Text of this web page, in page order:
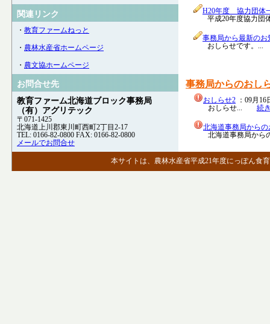
関連リンク
・ 教育ファームねっと
・ 農林水産省ホームページ
・ 農文協ホームページ
お問合せ先
教育ファーム北海道ブロック事務局
（有）アグリテック
〒071-1425
北海道上川郡東川町西町2丁目2-17
TEL: 0166-82-0800 FAX: 0166-82-0800
メールでお問合せ
H20年度 協力団体
平成20年度協力団
事務局から最新のお
おしらせです
事務局からのおし
おしらせ2 ：09月16
おしらせ... 続
北海道事務局から
北海道事務局から
本サイトは、農林水産省平成21年度にっぽん食